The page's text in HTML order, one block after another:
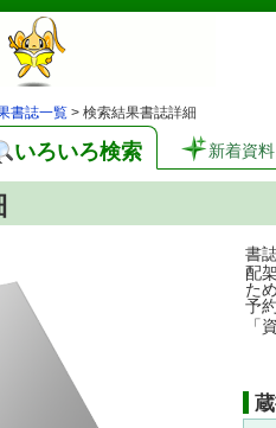
書誌一覧 > 検索結果書誌詳細
いろいろ検索 新着資料
書
配
た
予
「